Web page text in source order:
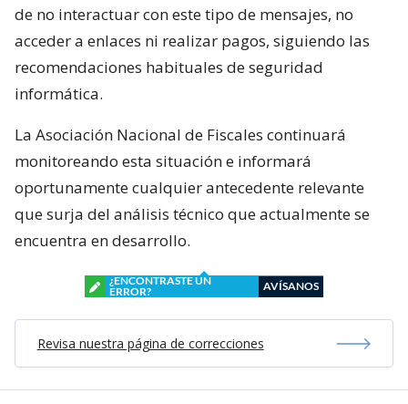
de no interactuar con este tipo de mensajes, no
acceder a enlaces ni realizar pagos, siguiendo las
recomendaciones habituales de seguridad
informática.
La Asociación Nacional de Fiscales continuará
monitoreando esta situación e informará
oportunamente cualquier antecedente relevante
que surja del análisis técnico que actualmente se
encuentra en desarrollo.
¿ENCONTRASTE UN
ERROR?
AVÍSANOS
Revisa nuestra página de correcciones